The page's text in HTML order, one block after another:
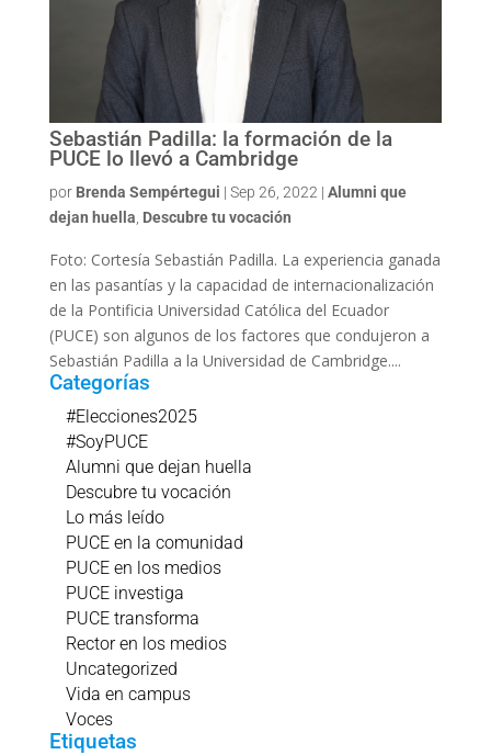
Sebastián Padilla: la formación de la
PUCE lo llevó a Cambridge
por Brenda Sempértegui | Sep 26, 2022 | Alumni que
dejan huella Descubre tu vocación
Foto: Cortesía Sebastián Padilla. La experiencia ganada
en las pasantías y la capacidad de internacionalización
de la Pontificia Universidad Católica del Ecuador
(PUCE) son algunos de los factores que condujeron a
Sebastián Padilla a la Universidad de Cambridge....
Categorías
#Elecciones2025
#SoyPUCE
Alumni que dejan huella
Descubre tu vocación
Lo más leído
PUCE en la comunidad
PUCE en los medios
PUCE investiga
PUCE transforma
Rector en los medios
Uncategorized
Vida en campus
Voces
Etiquetas